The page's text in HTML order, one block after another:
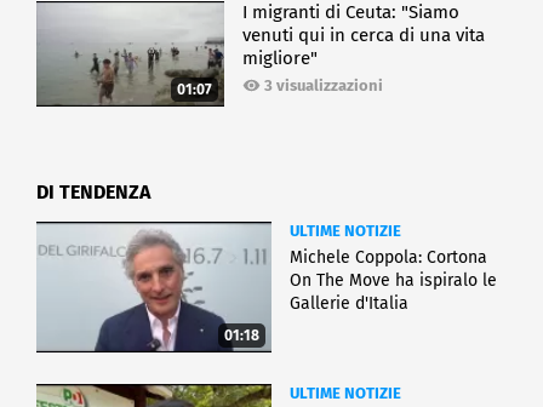
01:07
I migranti di Ceuta: "Siamo
venuti qui in cerca di una vita
migliore"
3 visualizzazioni
DI TENDENZA
01:18
ULTIME NOTIZIE
Michele Coppola: Cortona
On The Move ha ispiralo le
Gallerie d'Italia
ULTIME NOTIZIE